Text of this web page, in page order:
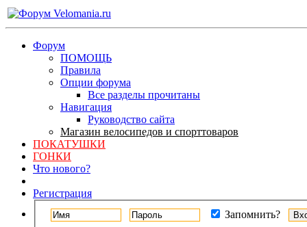
Форум
ПОМОЩЬ
Правила
Опции форума
Все разделы прочитаны
Навигация
Руководство сайта
Магазин велосипедов и спорттоваров
ПОКАТУШКИ
ГОНКИ
Что нового?
Регистрация
Запомнить?